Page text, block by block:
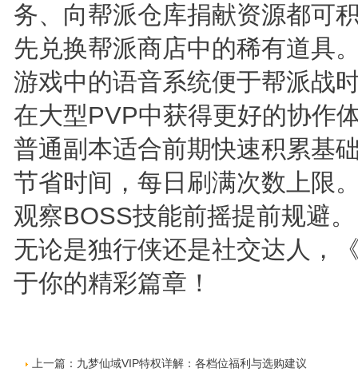
务、向帮派仓库捐献资源都可
先兑换帮派商店中的稀有道具
游戏中的语音系统便于帮派战
在大型PVP中获得更好的协作
普通副本适合前期快速积累基
节省时间，每日刷满次数上限
观察BOSS技能前摇提前规避。
无论是独行侠还是社交达人，
于你的精彩篇章！
上一篇： 九梦仙域VIP特权详解：各档位福利与选购建议